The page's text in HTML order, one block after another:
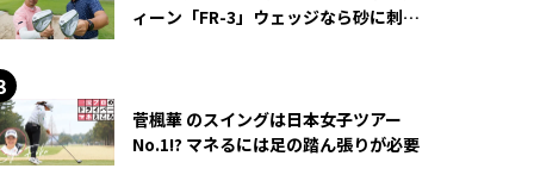
ィーン「FR-3」ウェッジなら砂に刺さ
菅楓華 のスイングは日本女子ツアー
No.1!? マネるには足の踏ん張りが必要